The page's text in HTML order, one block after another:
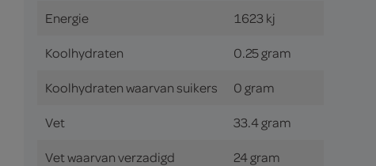
Energie 1623 kj
Koolhydraten 0.25 gram
Koolhydraten waarvan suikers 0 gram
Vet 33.4 gram
Vet waarvan verzadigd 24 gram